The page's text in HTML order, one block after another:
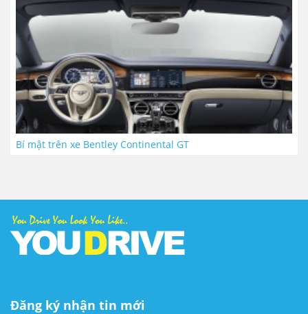
Bí mật trên xe Bentley Continental GT
Đăng ký nhận tin mới